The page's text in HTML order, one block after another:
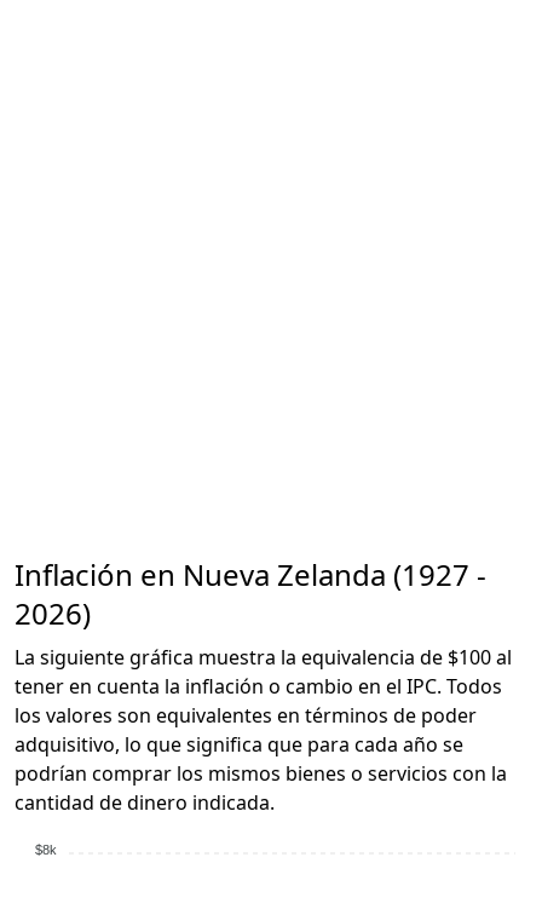
Inflación en Nueva Zelanda (1927 -
2026)
La siguiente gráfica muestra la equivalencia de $100 al
tener en cuenta la inflación o cambio en el IPC. Todos
los valores son equivalentes en términos de poder
adquisitivo, lo que significa que para cada año se
podrían comprar los mismos bienes o servicios con la
cantidad de dinero indicada.
$8k